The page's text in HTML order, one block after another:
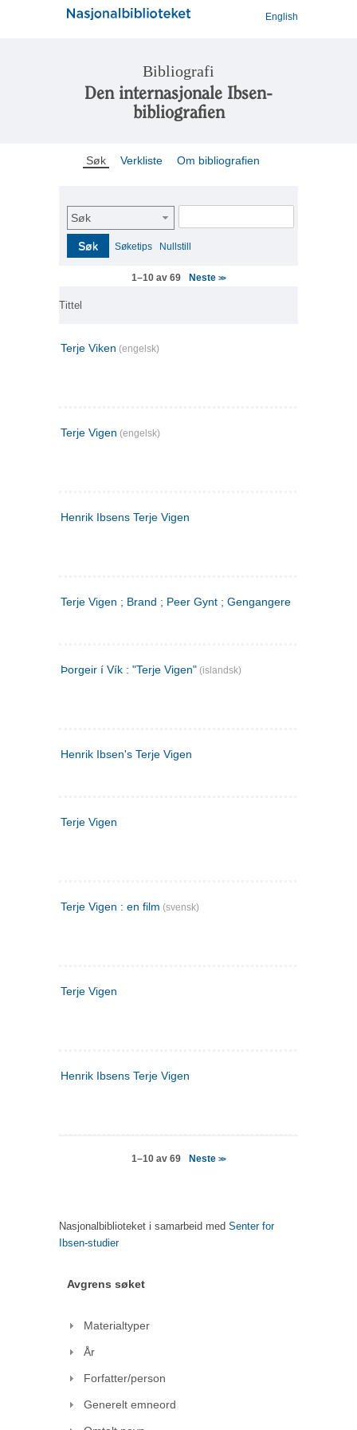
English
Bibliografi
Den internasjonale Ibsen-
bibliografien
Søk Verkliste Om bibliografien
Søk
Søk Søketips Nullstill
1–10 av 69 Neste>>
Tittel
Terje Viken (engelsk)
Terje Vigen (engelsk)
Henrik Ibsens Terje Vigen
Terje Vigen ; Brand ; Peer Gynt ; Gengangere
Þorgeir í Vík : "Terje Vigen" (islandsk)
Henrik Ibsen's Terje Vigen
Terje Vigen
Terje Vigen : en film (svensk)
Terje Vigen
Henrik Ibsens Terje Vigen
1–10 av 69 Neste>>
Nasjonalbiblioteket i samarbeid med Senter for
Ibsen-studier
Avgrens søket
Materialtyper
År
Forfatter/person
Generelt emneord